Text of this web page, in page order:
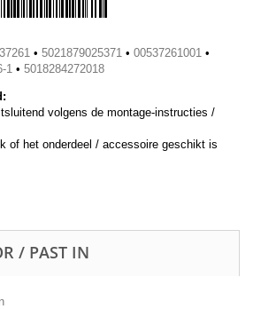
• 5021879025371 • 00537261001 •
1 • 5018284272018
volgens de montage-instructies /
of het onderdeel / accessoire geschikt is
/ PAST IN